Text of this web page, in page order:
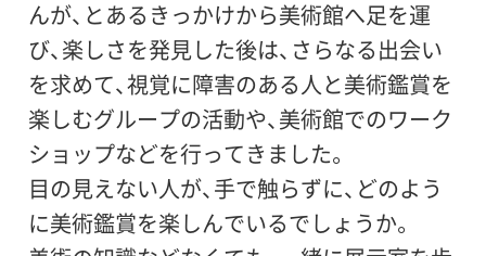
んが、とあるきっかけから美術館へ足を運
び、楽しさを発見した後は、さらなる出会い
を求めて、視覚に障害のある人と美術鑑賞を
楽しむグループの活動や、美術館でのワーク
ショップなどを行ってきました。
目の見えない人が、手で触らずに、どのよう
に美術鑑賞を楽しんでいるでしょうか。